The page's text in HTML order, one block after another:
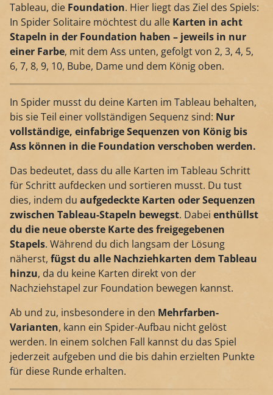
Tableau, die Foundation. Hier liegt das Ziel des Spiels:
In Spider Solitaire möchtest du alle Karten in acht
Stapeln in der Foundation haben – jeweils in nur
einer Farbe, mit dem Ass unten, gefolgt von 2, 3, 4, 5,
6, 7, 8, 9, 10, Bube, Dame und dem König oben.
In Spider musst du deine Karten im Tableau behalten,
bis sie Teil einer vollständigen Sequenz sind: Nur
vollständige, einfabrige Sequenzen von König bis
Ass können in die Foundation verschoben werden.
Das bedeutet, dass du alle Karten im Tableau Schritt
für Schritt aufdecken und sortieren musst. Du tust
dies, indem du aufgedeckte Karten oder Sequenzen
zwischen Tableau-Stapeln bewegst. Dabei enthüllst
du die neue oberste Karte des freigegebenen
Stapels. Während du dich langsam der Lösung
näherst, fügst du alle Nachziehkarten dem Tableau
hinzu, da du keine Karten direkt von der
Nachziehstapel zur Foundation bewegen kannst.
Ab und zu, insbesondere in den Mehrfarben-
Varianten, kann ein Spider-Aufbau nicht gelöst
werden. In einem solchen Fall kannst du das Spiel
jederzeit aufgeben und die bis dahin erzielten Punkte
für diese Runde erhalten.